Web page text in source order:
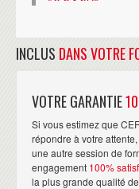
INCLUS DANS VOTRE
VOTRE GARANTIE
Si vous estimez que
répondre à votre
une autre session de
engagement 100%
la plus grande qualité